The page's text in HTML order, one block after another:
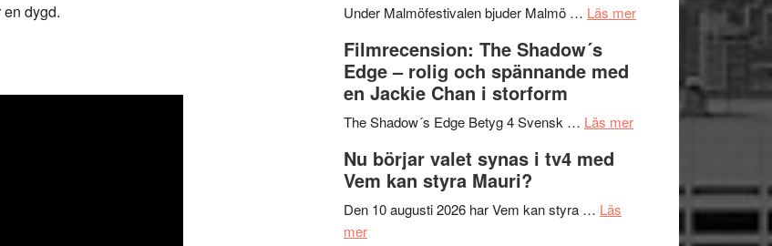
en dygd.
att
på
Pöntinen
Scensommar
Under Malmöfestivalen bjuder Malmö … Läs merom
Malmöfestivalen
Filmrecension: The Shadow´s
Edge – rolig och spännande med
en Jackie Chan i storform
The Shadow´s Edge Betyg 4 Svensk … Läs merom
Shadow
Nu börjar valet synas i tv4 med
Vem kan styra Mauri?
Den 10 augusti 2026 har Vem kan styra … Läs
merom